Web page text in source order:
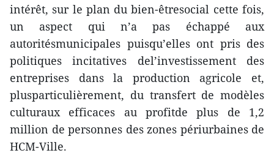
intérêt, sur le plan du bien-êtresocial cette fois,
un aspect qui n’a pas échappé aux
autoritésmunicipales puisqu’elles ont pris des
politiques incitatives del’investissement des
entreprises dans la production agricole et,
plusparticulièrement, du transfert de modèles
culturaux efficaces au profitde plus de 1,2
million de personnes des zones périurbaines de
HCM-Ville.